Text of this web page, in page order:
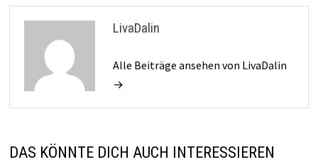
LivaDalin
Alle Beiträge ansehen von LivaDalin
→
DAS KÖNNTE DICH AUCH INTERESSIEREN